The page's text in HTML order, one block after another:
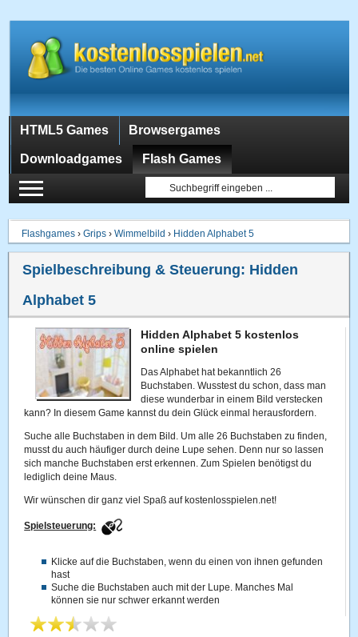
HTML5 Games Browsergames
Downloadgames Flash Games
Flashgames ›Grips ›Wimmelbild › Hidden Alphabet 5
Spielbeschreibung & Steuerung: Hidden
Alphabet 5
Hidden Alphabet 5 kostenlos
online spielen
Das Alphabet hat bekanntlich 26
Buchstaben. Wusstest du schon, dass man
diese wunderbar in einem Bild verstecken
kann? In diesem Game kannst du dein Glück einmal herausfordern.
Suche alle Buchstaben in dem Bild. Um alle 26 Buchstaben zu finden,
musst du auch häufiger durch deine Lupe sehen. Denn nur so lassen
sich manche Buchstaben erst erkennen. Zum Spielen benötigst du
lediglich deine Maus.
Wir wünschen dir ganz viel Spaß auf kostenlosspielen.net!
Spielsteuerung:
Klicke auf die Buchstaben, wenn du einen von ihnen gefunden
hast
Suche die Buchstaben auch mit der Lupe. Manches Mal
können sie nur schwer erkannt werden